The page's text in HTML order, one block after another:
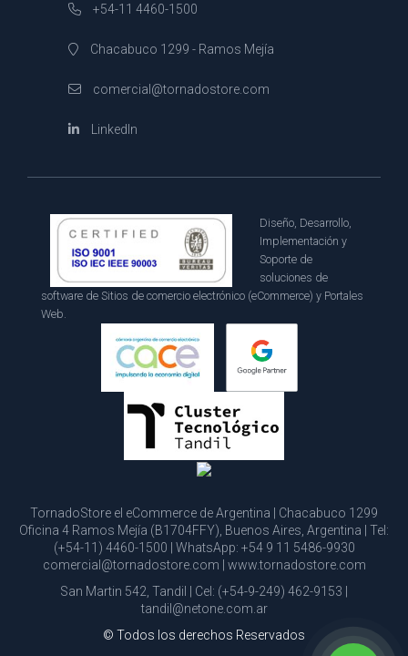
+54-11 4460-1500
Chacabuco 1299 - Ramos Mejía
comercial@tornadostore.com
LinkedIn
Diseño, Desarrollo,
Implementación y
Soporte de
soluciones de
software de Sitios de comercio electrónico (eCommerce) y Portales
Web.
TornadoStore el eCommerce de Argentina | Chacabuco 1299
Oficina 4 Ramos Mejía (B1704FFY), Buenos Aires, Argentina | Tel:
(+54-11) 4460-1500 | WhatsApp: +54 9 11 5486-9930
comercial@tornadostore.com
www.tornadostore.com
San Martin 542, Tandil | Cel: (+54-9-249) 462-9153
tandil@netone.com.ar
© Todos los derechos Reservados